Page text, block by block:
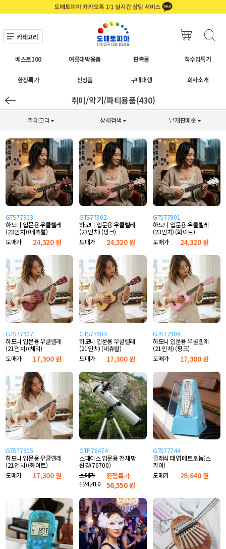
카테고리
베스트100 여름대박용품 판촉물 직수입특가
한정특가 신상품 구매대행 회사소개
취미/악기/파티용품(430)
카테고리 상세검색 낱개판매순
GTS77903
하모니 입문용 우쿨렐레
(23인치) (네츄럴)
도매가
24,320 원
GTS77902
하모니 입문용 우쿨렐레
(23인치) (핑크)
도매가
24,320 원
GTS77901
하모니 입문용 우쿨렐레
(23인치) (화이트)
도매가
24,320 원
GTS77907
하모니 입문용 우쿨렐레
(21인치) (체리)
도매가
17,300 원
GTS77904
하모니 입문용 우쿨렐레
(21인치) (네츄럴)
도매가
17,300 원
GTS77906
하모니 입문용 우쿨렐레
(21인치) (핑크)
도매가
17,300 원
GTS77905
하모니 입문용 우쿨렐레
(21인치) (화이트)
도매가
17,300 원
GTP76474
스페이스 입문용 천체 망
원경(76700)
소매가
124,410
한정특가
56,550원
GTS77744
클래식 태엽 메트로놈(스
카이)
도매가
29,640 원